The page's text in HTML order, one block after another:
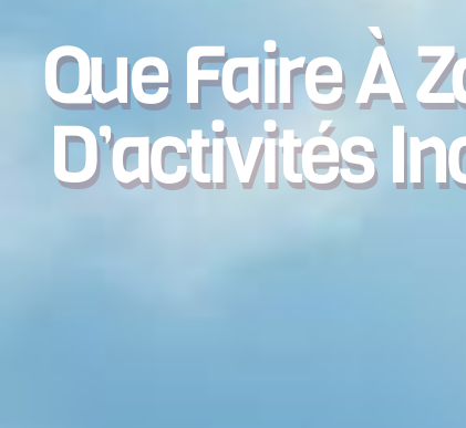
Que Faire À
D’activités